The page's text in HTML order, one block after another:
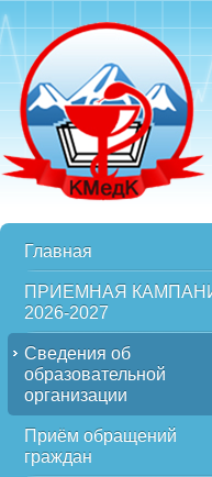
Главная
ПРИЕМНАЯ
2026-2027
Сведения об
образовательной
организации
Приём обращений
граждан